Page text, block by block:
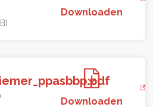
Downloaden
Downloaden